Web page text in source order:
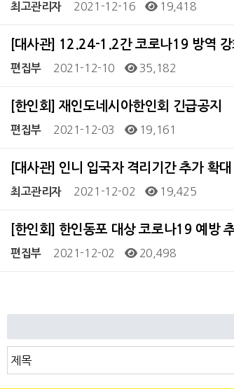
최고관리자 2021-12-16 19,418
[대사관] 12.24-1.2간 코로나19 방역
편집부 2021-12-10 35,182
[한인회] 재인도네시아한인회 긴급공지
편집부 2021-12-03 19,161
[대사관] 인니 입국자 격리기간 추가 확
최고관리자 2021-12-02 19,425
[한인회] 한인동포 대상 코로나19 예방
편집부 2021-12-02 20,498